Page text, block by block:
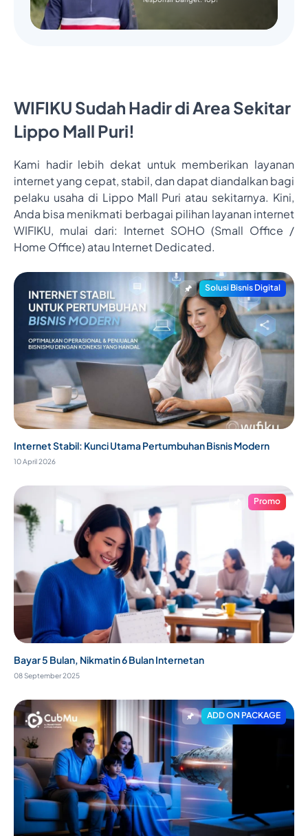
WIFIKU Sudah Hadir di Area Sekitar
Lippo Mall Puri!
Kami hadir lebih dekat untuk memberikan layanan
internet yang cepat, stabil, dan dapat diandalkan bagi
pelaku usaha di Lippo Mall Puri atau sekitarnya. Kini,
Anda bisa menikmati berbagai pilihan layanan internet
WIFIKU, mulai dari: Internet SOHO (Small Office /
Home Office) atau Internet Dedicated.
Solusi Bisnis Digital
Internet Stabil: Kunci Utama Pertumbuhan Bisnis Modern
10 April 2026
Promo
Bayar 5 Bulan, Nikmatin 6 Bulan Internetan
08 September 2025
ADD ON PACKAGE